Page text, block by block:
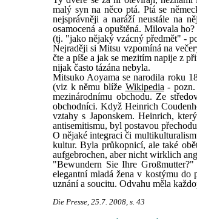
malý syn na něco ptá. Ptá se
nejsprávněji a naráží neustále na
osamocená a opuštěná. Milovala
(tj. "jako nějaký vzácný předmět" -
Nejraději si Mitsu vzpomíná na
čte a píše a jak se mezitím napije z
nijak často tázána nebyla.
Mitsuko Aoyama se narodila roku
(viz k němu blíže Wikipedia -
mezinárodnímu obchodu. Ze
obchodníci. Když Heinrich
vztahy s Japonskem. Heinrich,
antisemitismu, byl postavou
O nějaké integraci či
kultur. Byla průkopnicí, ale také
aufgebrochen, aber nicht wirklich
"Bewundern Sie Ihre
elegantní mladá žena v kostýmu
uznání a soucitu. Odvahu měla
Die Presse, 25.7. 2008, s. 43